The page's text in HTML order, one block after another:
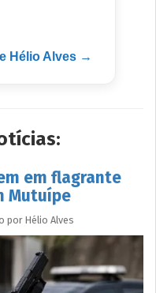
Hélio Alves →
em flagrante
Mutuípe
porHélio Alves